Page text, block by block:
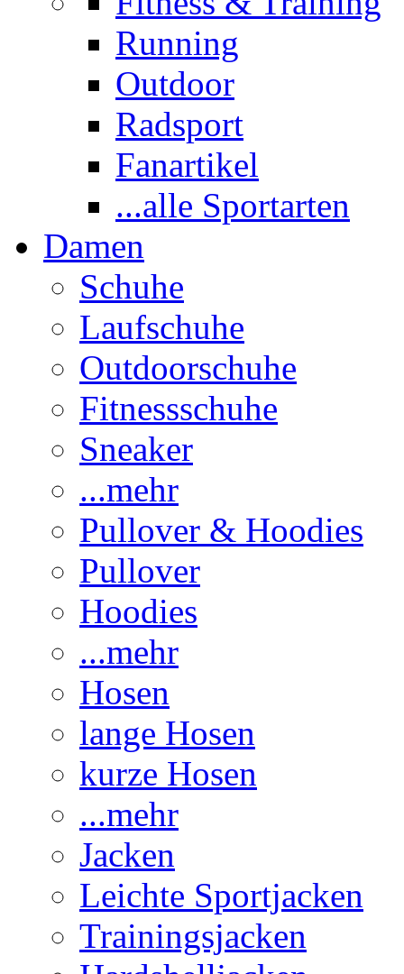
Running
Outdoor
Radsport
Fanartikel
...alle Sportarten
Damen
Schuhe
Laufschuhe
Outdoorschuhe
Fitnessschuhe
Sneaker
...mehr
Pullover & Hoodies
Pullover
Hoodies
...mehr
Hosen
lange Hosen
kurze Hosen
...mehr
Jacken
Leichte Sportjacken
Trainingsjacken